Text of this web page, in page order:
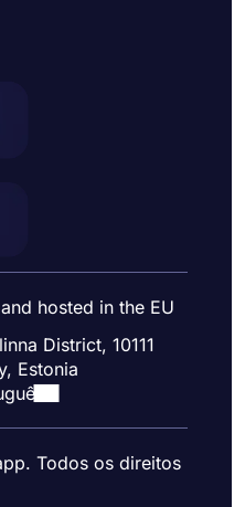
hosted in the EU
District, 10111
Estonia
Todos os direitos